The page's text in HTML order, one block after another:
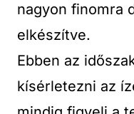
nagyon finomra
elkészítve.
Ebben az
kísérletezni az